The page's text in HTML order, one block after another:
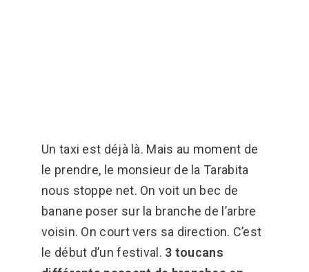
Un taxi est déjà là. Mais au moment de
le prendre, le monsieur de la Tarabita
nous stoppe net. On voit un bec de
banane poser sur la branche de l’arbre
voisin. On court vers sa direction. C’est
le début d’un festival. 3 toucans